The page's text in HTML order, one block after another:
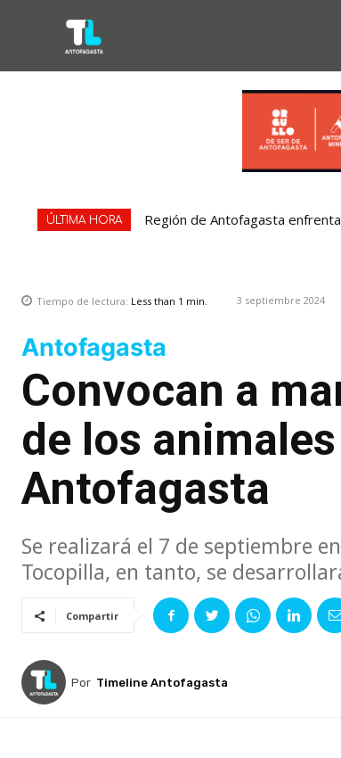
ÚLTIMA HORA Región de Antofagasta
Tiempo de lectura: Less than 1 min. 3 septiembre 2024
Antofagasta
Convocan a
de los
Antofagasta
Se realizará el 7 de septiembre
Tocopilla, en tanto, se
Compartir
Por Timeline Antofagasta